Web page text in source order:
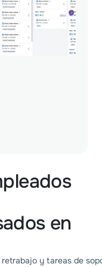
en
retrabajo y tareas de